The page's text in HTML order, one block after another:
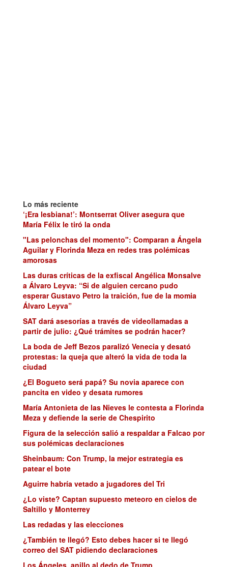
Lo más reciente
‘¡Era lesbiana!’: Montserrat Oliver asegura que
María Félix le tiró la onda
"Las pelonchas del momento": Comparan a Ángela
Aguilar y Florinda Meza en redes tras polémicas
amorosas
Las duras críticas de la exfiscal Angélica Monsalve
a Álvaro Leyva: “Si de alguien cercano pudo
esperar Gustavo Petro la traición, fue de la momia
Álvaro Leyva”
SAT dará asesorías a través de videollamadas a
partir de julio: ¿Qué trámites se podrán hacer?
La boda de Jeff Bezos paralizó Venecia y desató
protestas: la queja que alteró la vida de toda la
ciudad
¿El Bogueto será papá? Su novia aparece con
pancita en video y desata rumores
María Antonieta de las Nieves le contesta a Florinda
Meza y defiende la serie de Chespirito
Figura de la selección salió a respaldar a Falcao por
sus polémicas declaraciones
Sheinbaum: Con Trump, la mejor estrategia es
patear el bote
Aguirre habría vetado a jugadores del Tri
¿Lo viste? Captan supuesto meteoro en cielos de
Saltillo y Monterrey
Las redadas y las elecciones
¿También te llegó? Esto debes hacer si te llegó
correo del SAT pidiendo declaraciones